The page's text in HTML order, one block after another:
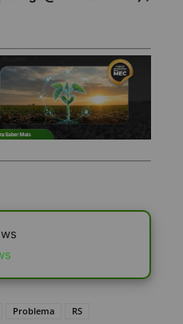
Problema RS